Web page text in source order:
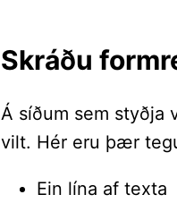
Skráðu
Á síðum sem styðja
vilt. Hér eru þær
Ein lína af texta